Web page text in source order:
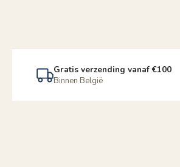
Gratis verzending vanaf €100
Binnen België